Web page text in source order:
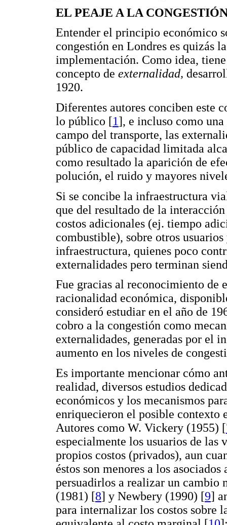
EL PEAJE A LA
Entender el principio económico
congestión en Londres es quizás
implementación. Como idea,
concepto de externalidad,
1920.
Diferentes autores conciben este
lo público [1], e incluso como
campo del transporte, las
público de capacidad limitada
como resultado la aparición de
polución, el ruido y mayores
Si se concibe la infraestructura
que del resultado de la
costos adicionales (ej. tiempo
combustible), sobre otros
infraestructura, quienes poco
externalidades pero terminan
Fue gracias al reconocimiento de
racionalidad económica,
consideró estudiar en el año de
cobro a la congestión como
externalidades, generadas por el
aumento en los niveles de
Es importante mencionar cómo
realidad, diversos estudios
económicos y los mecanismos
enriquecieron el posible contexto
Autores como W. Vickery (1955) [
especialmente los usuarios de las
propios costos (privados), aun
éstos son menores a los
persuadirlos a realizar un cambio
(1981) [8] y Newbery (1990) [9]
para internalizar los costos sobre